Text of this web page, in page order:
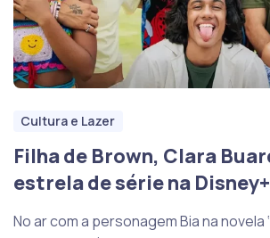
Cultura e Lazer
Filha de Brown, Clara
estrela de série na Disney+
No ar com a personagem Bia na novela